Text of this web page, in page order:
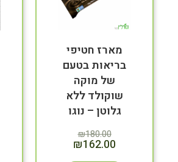
מארז חטיפי
בריאות בטעם
של מוקה
שוקולד ללא
גלוטן – נוגו
₪180.00
₪162.00